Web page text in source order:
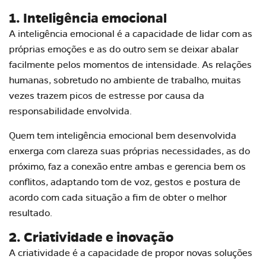
1. Inteligência emocional
A inteligência emocional é a capacidade de lidar com as
próprias emoções e as do outro sem se deixar abalar
facilmente pelos momentos de intensidade. As relações
humanas, sobretudo no ambiente de trabalho, muitas
vezes trazem picos de estresse por causa da
responsabilidade envolvida.
Quem tem inteligência emocional bem desenvolvida
enxerga com clareza suas próprias necessidades, as do
próximo, faz a conexão entre ambas e gerencia bem os
conflitos, adaptando tom de voz, gestos e postura de
acordo com cada situação a fim de obter o melhor
resultado.
2. Criatividade e inovação
A criatividade é a capacidade de propor novas soluções